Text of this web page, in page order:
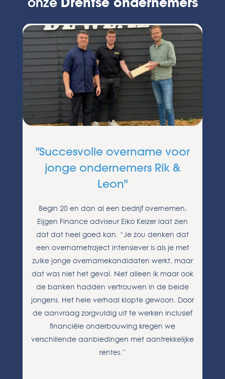
"Succesvolle overname voor
jonge ondernemers Rik &
Leon"
Begin 20 en dan al een bedrijf overnemen,
Eijgen Finance adviseur Eiko Keizer laat zien
dat dat heel goed kan. “Je zou denken dat
een overnametraject intensiever is als je met
zulke jonge overnamekandidaten werkt, maar
dat was niet het geval. Niet alleen ik maar ook
de banken hadden vertrouwen in de beide
jongens. Het hele verhaal klopte gewoon. Door
de aanvraag zorgvuldig uit te werken inclusief
financiële onderbouwing kregen we
verschillende aanbiedingen met aantrekkelijke
rentes.”